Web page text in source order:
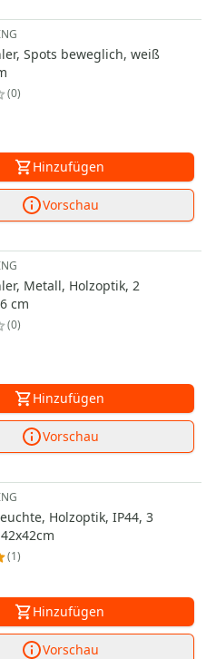
Spots beweglich, weiß
0
Hinzufügen
Vorschau
Metall, Holzoptik, 2
cm
0
Hinzufügen
Vorschau
Holzoptik, IP44, 3
1
Hinzufügen
Vorschau